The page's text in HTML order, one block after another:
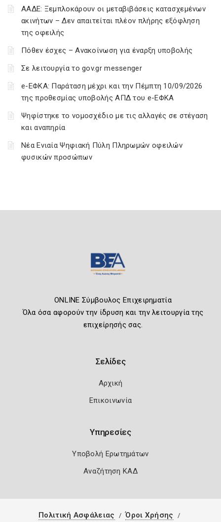
ΑΑΔΕ: Ξεμπλοκάρουν οι μεταβιβάσεις κατασχεμένων
ακινήτων – Δεν απαιτείται πλέον πλήρης εξόφληση
της οφειλής
Πόθεν έσχες – Ανακοίνωση για έναρξη υποβολής
Σε λειτουργία το gov.gr messenger
e-ΕΦΚΑ: Παράταση μέχρι και την Πέμπτη 10/09/2026
της προθεσμίας υποβολής ΑΠΔ του e-ΕΦΚΑ
Ψηφίστηκε το νομοσχέδιο με τις αλλαγές σε στέγαση
και αναπηρία
Νέα Ενιαία Ψηφιακή Πύλη Πληρωμών οφειλών
φυσικών προσώπων
ONLINE Σύμβουλος Επιχειρηματία
Όλα όσα αφορούν την ίδρυση και την λειτουργία της
επιχείρησής σας.
Σελίδες
Αρχική
Επικοινωνία
Υπηρεσίες
Υποβολή Ερωτημάτων
Αναζήτηση ΚΑΔ
Πολιτική Ασφάλειας Όροι Χρήσης